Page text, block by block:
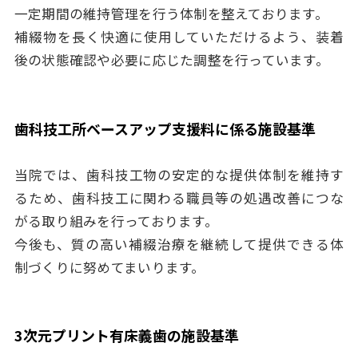
一定期間の維持管理を行う体制を整えております。
補綴物を長く快適に使用していただけるよう、装着
後の状態確認や必要に応じた調整を行っています。
歯科技工所ベースアップ支援料に係る施設基準
当院では、歯科技工物の安定的な提供体制を維持す
るため、歯科技工に関わる職員等の処遇改善につな
がる取り組みを行っております。
今後も、質の高い補綴治療を継続して提供できる体
制づくりに努めてまいります。
3次元プリント有床義歯の施設基準